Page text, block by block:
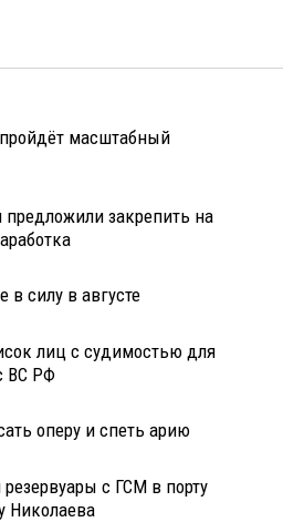
масштабный
закрепить на
силу в августе
лиц с судимостью для
ВС РФ
оперу и спеть арию
с ГСМ в порту
Николаева